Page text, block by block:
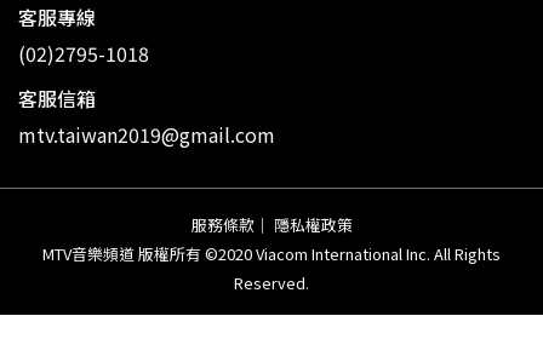
客服專線
(02)2795-1018
客服信箱
mtv.taiwan2019@gmail.com
服務條款 ｜ 隱私權政策
MTV音樂頻道 版權所有 ©2020 Viacom International Inc. All Rights
Reserved.